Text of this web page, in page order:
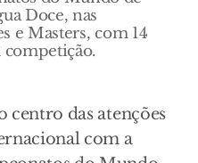
Doce, nas
e Masters, com 14
competição.
centro das atenções
com a